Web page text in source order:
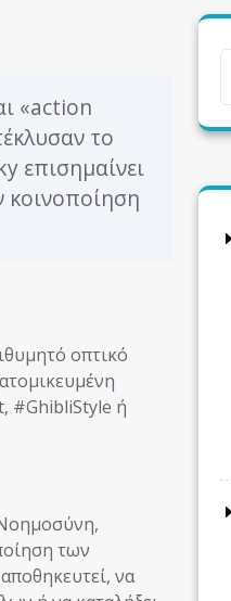
«action
το
επισημαίνει
κοινοποίηση
οπτικό
#GhibliStyle ή
των
να